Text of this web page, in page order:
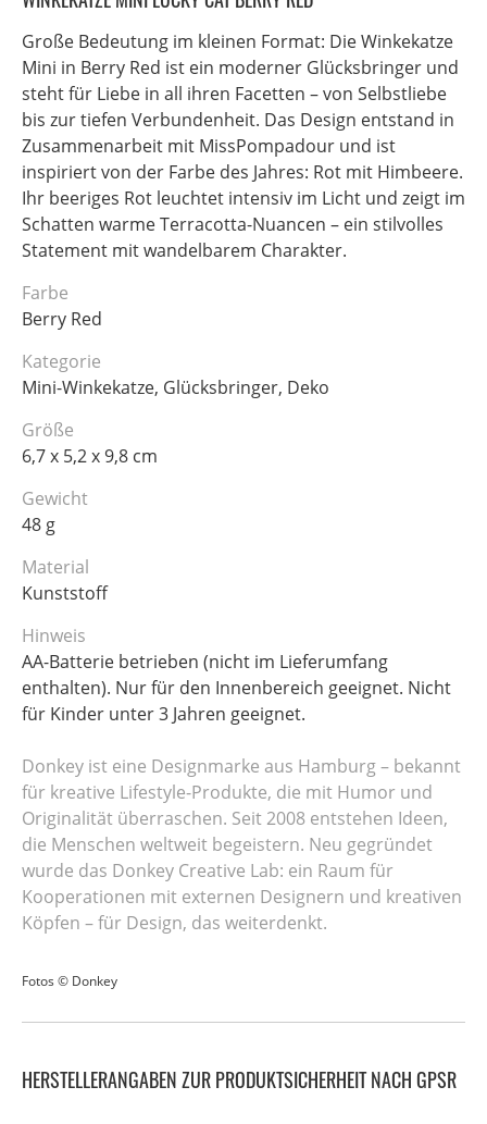
Große Bedeutung im kleinen Format: Die Winkekatze
Mini in Berry Red ist ein moderner Glücksbringer und
steht für Liebe in all ihren Facetten – von Selbstliebe
bis zur tiefen Verbundenheit. Das Design entstand in
Zusammenarbeit mit MissPompadour und ist
inspiriert von der Farbe des Jahres: Rot mit Himbeere.
Ihr beeriges Rot leuchtet intensiv im Licht und zeigt im
Schatten warme Terracotta-Nuancen – ein stilvolles
Statement mit wandelbarem Charakter.
Farbe
Berry Red
Kategorie
Mini-Winkekatze, Glücksbringer, Deko
Größe
6,7 x 5,2 x 9,8 cm
Gewicht
48 g
Material
Kunststoff
Hinweis
AA-Batterie betrieben (nicht im Lieferumfang
enthalten). Nur für den Innenbereich geeignet. Nicht
für Kinder unter 3 Jahren geeignet.
Donkey ist eine Designmarke aus Hamburg – bekannt
für kreative Lifestyle-Produkte, die mit Humor und
Originalität überraschen. Seit 2008 entstehen Ideen,
die Menschen weltweit begeistern. Neu gegründet
wurde das Donkey Creative Lab: ein Raum für
Kooperationen mit externen Designern und kreativen
Köpfen – für Design, das weiterdenkt.
Fotos © Donkey
HERSTELLERANGABEN ZUR PRODUKTSICHERHEIT NACH GPSR